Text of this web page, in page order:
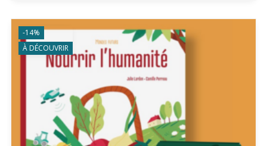
-14%
À DÉCOUVRIR